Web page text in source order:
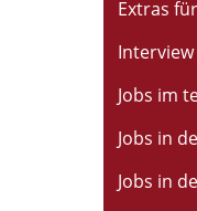
Extras
Interview
Jobs im
Jobs in
Jobs in